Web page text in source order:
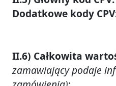
Dodatkowe kody
II.6) Całkowita
zamawiający podaje